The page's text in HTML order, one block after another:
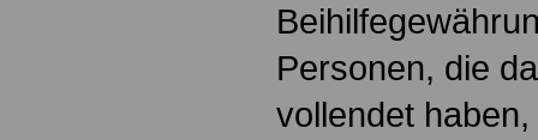
Personen, die
vollendet